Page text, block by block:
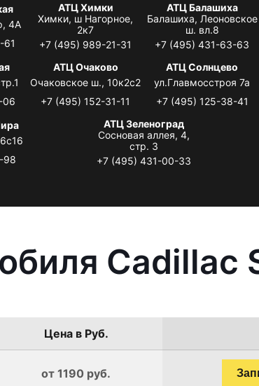
4А
61
АТЦ Химки
Химки, ш Нагорное,
2к7
+7 (495) 989-21-31
АТЦ Балашиха
Балашиха, Леоновское
ш. вл.8
+7 (495) 431-63-63
06
АТЦ Очаково
Очаковское ш., 10к2с2
+7 (495) 152-31-11
АТЦ Солнцево
ул.Главмосстроя 7а
+7 (495) 125-38-41
98
АТЦ Зеленоград
Сосновая аллея, 4,
стр. 3
+7 (495) 431-00-33
Cadillac
Цена в Руб.
от 1190 руб.